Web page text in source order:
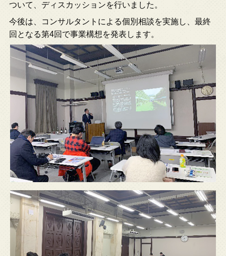
ついて、ディスカッションを行いました。
今後は、コンサルタントによる個別相談を実施し、最終
回となる第4回で事業構想を発表します。